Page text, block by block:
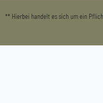
** Hierbei handelt es sich um ein